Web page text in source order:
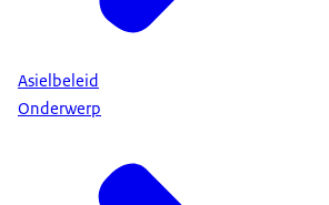
Asielbeleid
Onderwerp